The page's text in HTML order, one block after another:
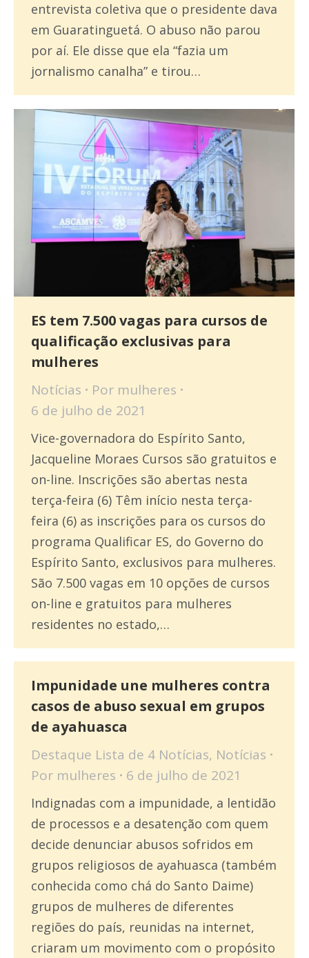
entrevista coletiva que o presidente dava
em Guaratinguetá. O abuso não parou
por aí. Ele disse que ela “fazia um
jornalismo canalha” e tirou…
ES tem 7.500 vagas para cursos de
qualificação exclusivas para
mulheres
Notícias Por mulheres
6 de julho de 2021
Vice-governadora do Espírito Santo,
Jacqueline Moraes Cursos são gratuitos e
on-line. Inscrições são abertas nesta
terça-feira (6) Têm início nesta terça-
feira (6) as inscrições para os cursos do
programa Qualificar ES, do Governo do
Espírito Santo, exclusivos para mulheres.
São 7.500 vagas em 10 opções de cursos
on-line e gratuitos para mulheres
residentes no estado,…
Impunidade une mulheres contra
casos de abuso sexual em grupos
de ayahuasca
Destaque Lista de 4 Notícias, Notícias
Por mulheres 6 de julho de 2021
Indignadas com a impunidade, a lentidão
de processos e a desatenção com quem
decide denunciar abusos sofridos em
grupos religiosos de ayahuasca (também
conhecida como chá do Santo Daime)
grupos de mulheres de diferentes
regiões do país, reunidas na internet,
criaram um movimento com o propósito